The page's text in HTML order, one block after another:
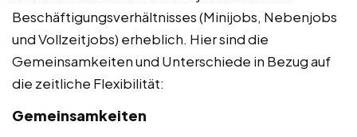
Beschäftigungsverhältnisses (Minijobs, Nebenjobs
und Vollzeitjobs) erheblich. Hier sind die
Gemeinsamkeiten und Unterschiede in Bezug auf
die zeitliche Flexibilität:
Gemeinsamkeiten